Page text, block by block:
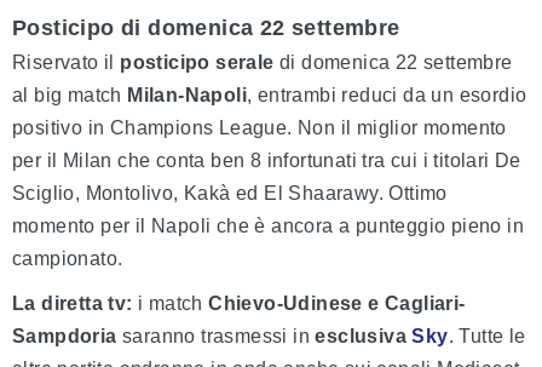
Posticipo di domenica 22 settembre
Riservato il posticipo serale di domenica 22 settembre
al big match Milan-Napoli, entrambi reduci da un esordio
positivo in Champions League. Non il miglior momento
per il Milan che conta ben 8 infortunati tra cui i titolari De
Sciglio, Montolivo, Kakà ed El Shaarawy. Ottimo
momento per il Napoli che è ancora a punteggio pieno in
campionato.
La diretta tv: i matchChievo-Udinese e Cagliari-
Sampdoria saranno trasmessi inesclusivaSky. Tutte le